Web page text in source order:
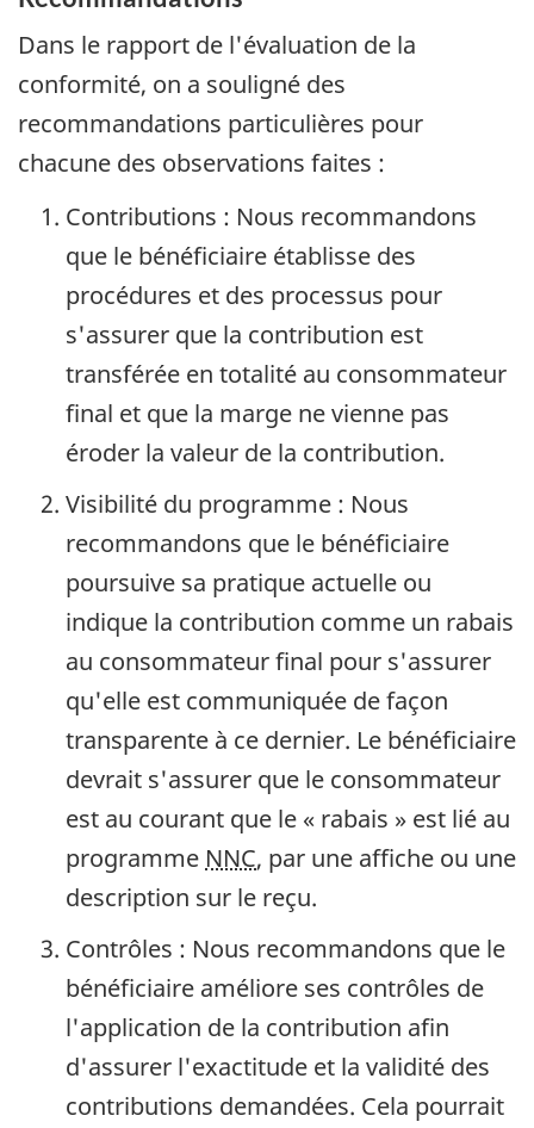
Dans le rapport de l'évaluation de la
conformité, on a souligné des
recommandations particulières pour
chacune des observations faites :
Contributions : Nous recommandons
que le bénéficiaire établisse des
procédures et des processus pour
s'assurer que la contribution est
transférée en totalité au consommateur
final et que la marge ne vienne pas
éroder la valeur de la contribution.
Visibilité du programme : Nous
recommandons que le bénéficiaire
poursuive sa pratique actuelle ou
indique la contribution comme un rabais
au consommateur final pour s'assurer
qu'elle est communiquée de façon
transparente à ce dernier. Le bénéficiaire
devrait s'assurer que le consommateur
est au courant que le « rabais » est lié au
programme NNC, par une affiche ou une
description sur le reçu.
Contrôles : Nous recommandons que le
bénéficiaire améliore ses contrôles de
l'application de la contribution afin
d'assurer l'exactitude et la validité des
contributions demandées. Cela pourrait